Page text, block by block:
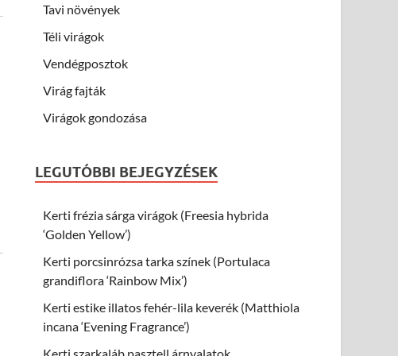
Tavi növények
Téli virágok
Vendégposztok
Virág fajták
Virágok gondozása
LEGUTÓBBI BEJEGYZÉSEK
Kerti frézia sárga virágok (Freesia hybrida
‘Golden Yellow’)
Kerti porcsinrózsa tarka színek (Portulaca
grandiflora ‘Rainbow Mix’)
Kerti estike illatos fehér-lila keverék (Matthiola
incana ‘Evening Fragrance’)